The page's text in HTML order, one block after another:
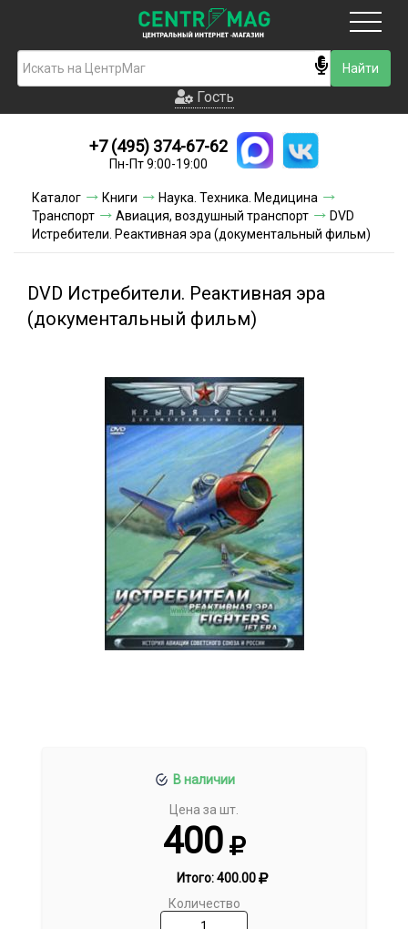
Гость
Новинки
Условия доставки
Условия оплаты
Акции и скидки
Гость
+7 (495) 374-67-62
Пн-Пт 9:00-19:00
Каталог Книги
Наука. Техника. Медицина
Транспорт
Авиация, воздушный транспорт
DVD
Истребители. Реактивная эра (документальный фильм)
DVD Истребители. Реактивная эра
(документальный фильм)
В наличии
Цена за шт.
400
Итого:400.00
Количество